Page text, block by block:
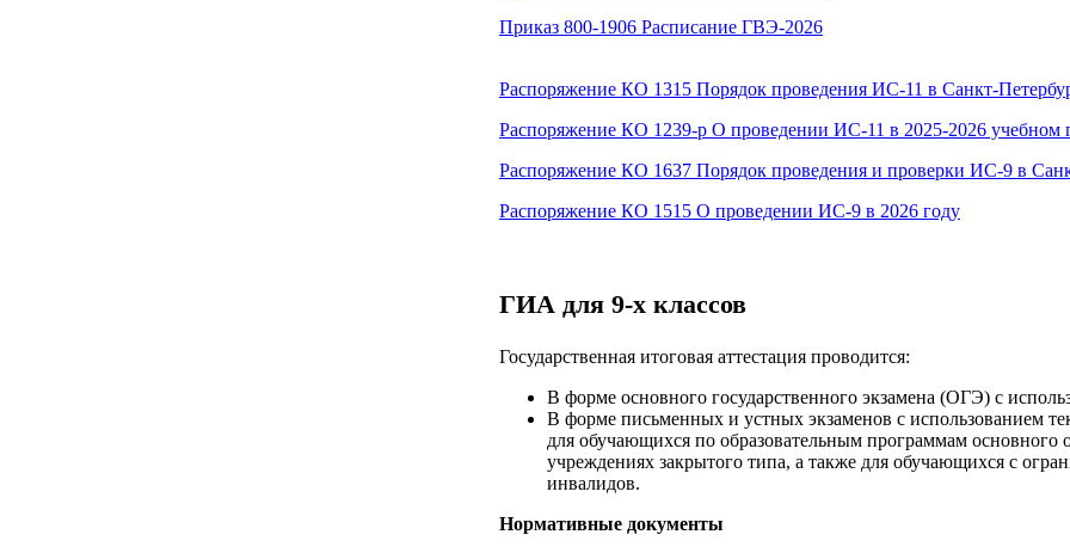
Приказ 800-1906 Расписание ГВЭ-2026
Распоряжение КО 1315 Порядок проведения ИС-11 в Санкт-
Распоряжение КО 1239-р О проведении ИС-11 в 2025-2026 учебном
Распоряжение КО 1637 Порядок проведения и проверки ИС-9 в
Распоряжение КО 1515 О проведении ИС-9 в 2026 году
ГИА для 9-х классов
Государственная итоговая аттестация проводится:
В форме основного государственного экзамена (ОГЭ) с
В форме письменных и устных экзаменов с использованием
для обучающихся по образовательным программам
учреждениях закрытого типа, а также для обучающихся с
инвалидов.
Нормативные документы